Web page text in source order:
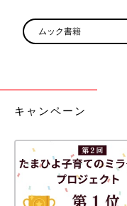
2025年5月、フィンランド滞
Instagramより）
ムック書籍
キャンペーン